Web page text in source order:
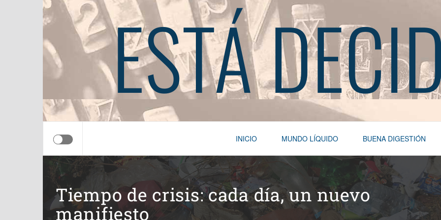
ESTÁ
INICIO MUNDO LÍQUIDO BUENA DIGESTIÓN
Tiempo de crisis: cada día, un nuevo
manifiesto